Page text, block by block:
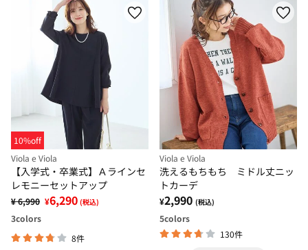
10%off
Viola e Viola
【入学式・卒業式】Ａラインセ
レモニーセットアップ
¥ 6,990 ¥6,290 (税込)
3colors
8件
Viola e Viola
洗えるもちもち ミドル丈ニッ
トカーデ
¥2,990 (税込)
5colors
130件